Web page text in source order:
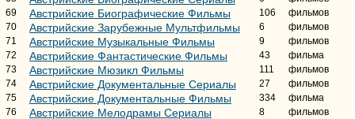
69
Австрийские Биографические Фильмы 106
фильмов
70
Австрийские Зарубежные Мультфильмы 6
фильмов
71
Австрийские Музыкальные Фильмы 9
фильмов
72
Австрийские Фантастические Фильмы 43
фильма
73
Австрийские Мюзикл Фильмы 111
фильмов
74
Австрийские Документальные Сериалы 27
фильмов
75
Австрийские Документальные Фильмы 334
фильма
76
Австрийские Мелодрамы Сериалы 8
фильмов